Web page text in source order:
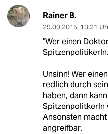
Rainer B.
29.09.2015, 13:21
"Wer einen
Unsinn! Wer
redlich durch
haben, dann
SpitzenpolitkerIn
Ansonsten
angreifbar.